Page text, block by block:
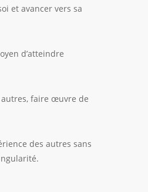
et avancer vers sa
d’atteindre
faire œuvre de
des autres sans